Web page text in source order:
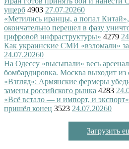
ущерб 4903 27.07.20260
«Метились иранцы, а попал
окончательно перешел в фазу
цифровой инфраструктуры» 4279
Как украинские СМИ «взломали»
24.07.20260
На Одессу «высыпали» весь
бомбардировка. Москва выходит из
«Взгляд»: Армянские фермеры
замены российского рынка 4283
«Всё встало — и импорт, и
пришёл конец 3523 24.07.20260
Загрузить